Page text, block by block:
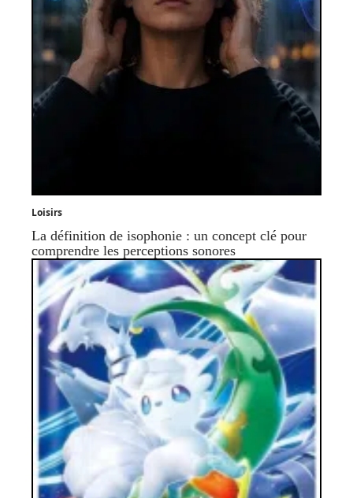
Loisirs
La définition de isophonie : un concept clé pour
comprendre les perceptions sonores